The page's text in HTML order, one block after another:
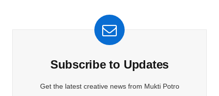
Subscribe to Updates
Get the latest creative news from Mukti Potro